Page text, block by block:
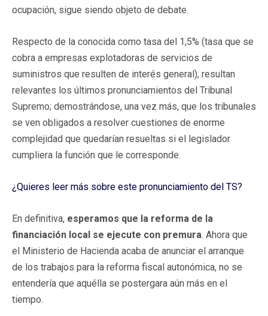
ocupación, sigue siendo objeto de debate.
Respecto de la conocida como tasa del 1,5% (tasa que se
cobra a empresas explotadoras de servicios de
suministros que resulten de interés general), resultan
relevantes los últimos pronunciamientos del Tribunal
Supremo; demostrándose, una vez más, que los tribunales
se ven obligados a resolver cuestiones de enorme
complejidad que quedarían resueltas si el legislador
cumpliera la función que le corresponde.
¿Quieres leer más sobre este pronunciamiento del TS?
En definitiva, esperamos que la reforma de la
financiación local se ejecute con premura. Ahora que
el Ministerio de Hacienda acaba de anunciar el arranque
de los trabajos para la reforma fiscal autonómica, no se
entendería que aquélla se postergara aún más en el
tiempo.